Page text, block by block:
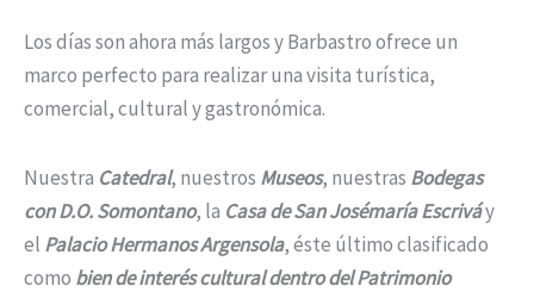
Los días son ahora más largos y Barbastro ofrece un
marco perfecto para realizar una visita turística,
comercial, cultural y gastronómica.
Nuestra Catedral, nuestros Museos, nuestras Bodegas
con D.O. Somontano, la Casa de San Josémaría Escriváy
el Palacio Hermanos Argensola, éste último clasificado
como bien de interés cultural dentro del Patrimonio